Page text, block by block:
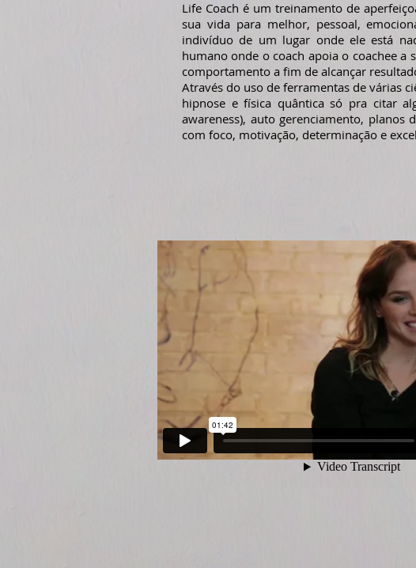
Life Coach é um treinamento de
sua vida para melhor, pessoal,
indivíduo de um lugar onde ele está
humano onde o coach apoia o coachee a
comportamento a fim de alcançar
Através do uso de ferramentas de várias
hipnose e física quântica só pra citar
awareness), auto gerenciamento,
com foco, motivação, determinação e